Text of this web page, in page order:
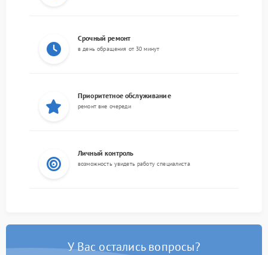
Срочный ремонт
в день обращения от 30 минут
Приоритетное обслуживание
ремонт вне очереди
Личный контроль
возможность увидеть работу специалиста
У Вас остались вопросы?